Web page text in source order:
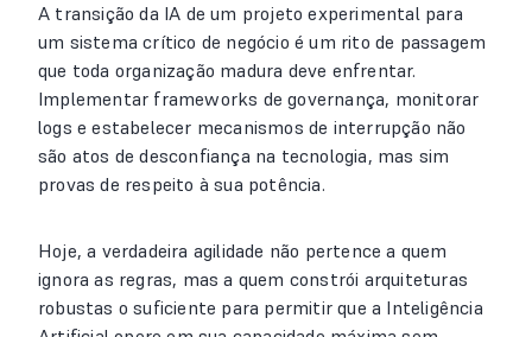
A transição da IA de um projeto experimental para
um sistema crítico de negócio é um rito de passagem
que toda organização madura deve enfrentar.
Implementar frameworks de governança, monitorar
logs e estabelecer mecanismos de interrupção não
são atos de desconfiança na tecnologia, mas sim
provas de respeito à sua potência.
Hoje, a verdadeira agilidade não pertence a quem
ignora as regras, mas a quem constrói arquiteturas
robustas o suficiente para permitir que a Inteligência